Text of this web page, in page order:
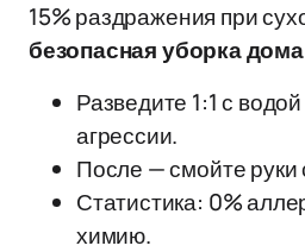
15% раздражения при
безопасная уборка дома
Разведите 1:1 с
агрессии.
После — смойте
Статистика: 0%
химию.